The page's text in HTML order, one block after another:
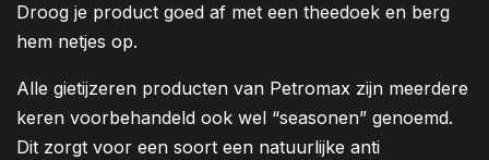
Droog je product goed af met een theedoek en berg
hem netjes op.
Alle gietijzeren producten van Petromax zijn meerdere
keren voorbehandeld ook wel “seasonen” genoemd.
Dit zorgt voor een soort een natuurlijke anti